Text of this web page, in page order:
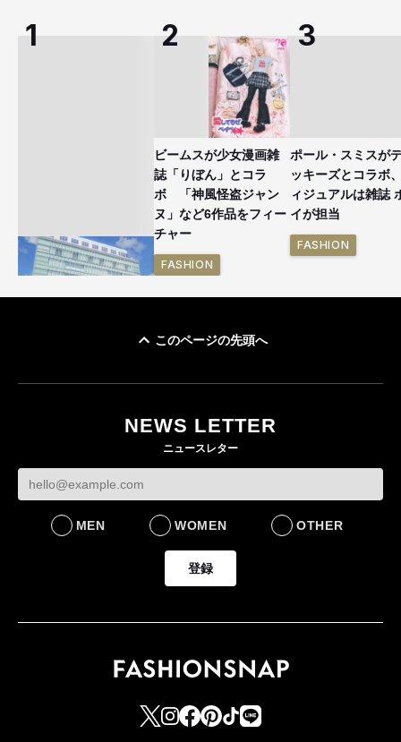
ビームスが少女漫画雑
誌「りぼん」とコラ
ボ 「神風怪盗ジャン
ヌ」など6作品をフィー
チャー
FASHION
ポール・スミスが
ッキーズとコラボ
ィジュアルは雑誌
イが担当
FASHION
このページの先頭へ
NEWS LETTER
ニュースレター
MEN WOMEN OTHER
登録